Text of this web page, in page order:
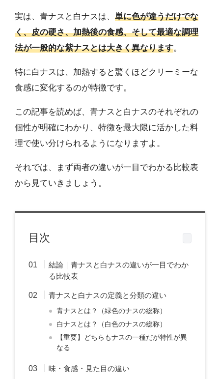
実は、青ナスと白ナスは、 単に色が違うだけでな
く、皮の硬さ、加熱後の食感、そして最適な調理
法が一般的な紫ナスとは大きく異なります。
特に白ナスは、加熱すると驚くほどクリーミーな
食感に変化するのが特徴です。
この記事を読めば、青ナスと白ナスのそれぞれの
個性が明確にわかり、特徴を最大限に活かした料
理で使い分けられるようになりますよ。
それでは、まず両者の違いが一目でわかる比較表
から見ていきましょう。
目次
結論｜青ナスと白ナスの違いが一目でわか
る比較表
青ナスと白ナスの定義と分類の違い
青ナスとは？（緑色のナスの総称）
白ナスとは？（白色のナスの総称）
【重要】どちらもナスの一種だが特性が異
なる
味・食感・見た目の違い